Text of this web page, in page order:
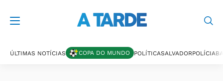
ÚLTIMAS NOTÍCIAS COPA DO MUNDO POLÍTICASALVADORPOLÍCIA